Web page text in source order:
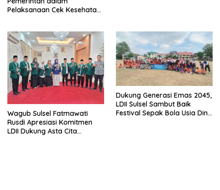
Pelaksanaan Cek Kesehatan
Wagub Sulsel Fatmawati
Rusdi Apresiasi Komitmen
LDII Dukung Asta Cita
Dukung Generasi Emas 2045,
LDII Sulsel Sambut Baik
Festival Sepak Bola Usia Dini